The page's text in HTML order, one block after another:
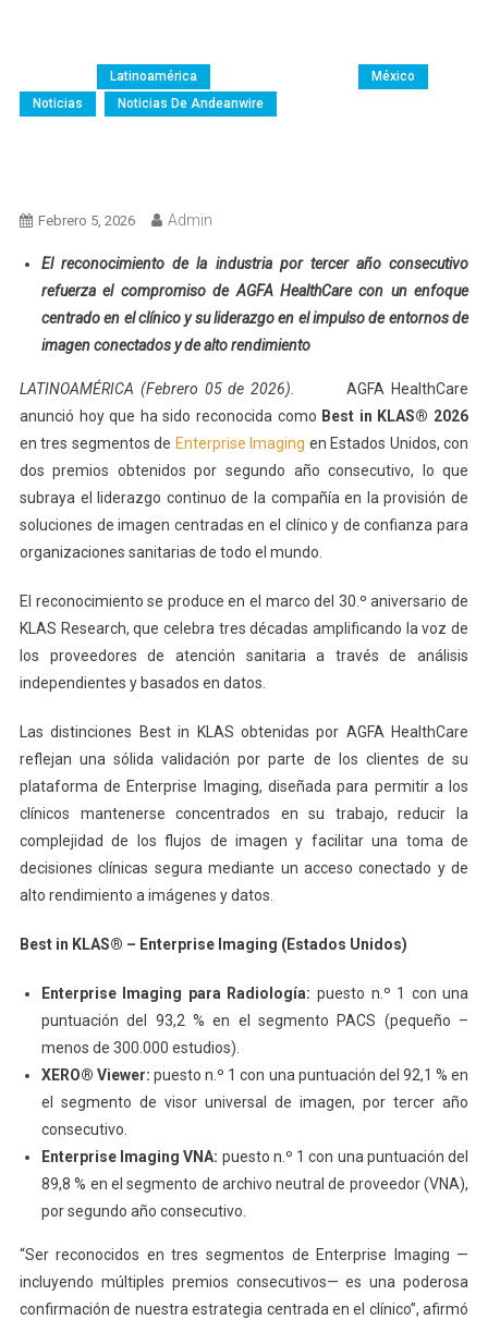
Latinoamérica
México
Noticias
Noticias De Andeanwire
Febrero 5, 2026 Admin
El reconocimiento de la industria por tercer año consecutivo
refuerza el compromiso de AGFA HealthCare con un enfoque
centrado en el clínico y su liderazgo en el impulso de entornos de
imagen conectados y de alto rendimiento
LATINOAMÉRICA (Febrero 05 de 2026).AGFA HealthCare
anunció hoy que ha sido reconocida como Best in KLAS® 2026
en tres segmentos de Enterprise Imaging en Estados Unidos, con
dos premios obtenidos por segundo año consecutivo, lo que
subraya el liderazgo continuo de la compañía en la provisión de
soluciones de imagen centradas en el clínico y de confianza para
organizaciones sanitarias de todo el mundo.
El reconocimiento se produce en el marco del 30.º aniversario de
KLAS Research, que celebra tres décadas amplificando la voz de
los proveedores de atención sanitaria a través de análisis
independientes y basados en datos.
Las distinciones Best in KLAS obtenidas por AGFA HealthCare
reflejan una sólida validación por parte de los clientes de su
plataforma de Enterprise Imaging, diseñada para permitir a los
clínicos mantenerse concentrados en su trabajo, reducir la
complejidad de los flujos de imagen y facilitar una toma de
decisiones clínicas segura mediante un acceso conectado y de
alto rendimiento a imágenes y datos.
Best in KLAS® – Enterprise Imaging (Estados Unidos)
Enterprise Imaging para Radiología: puesto n.º 1 con una
puntuación del 93,2 % en el segmento PACS (pequeño –
menos de 300.000 estudios).
XERO® Viewer: puesto n.º 1 con una puntuación del 92,1 % en
el segmento de visor universal de imagen, por tercer año
consecutivo.
Enterprise Imaging VNA: puesto n.º 1 con una puntuación del
89,8 % en el segmento de archivo neutral de proveedor (VNA),
por segundo año consecutivo.
“Ser reconocidos en tres segmentos de Enterprise Imaging —
incluyendo múltiples premios consecutivos— es una poderosa
confirmación de nuestra estrategia centrada en el clínico”, afirmó